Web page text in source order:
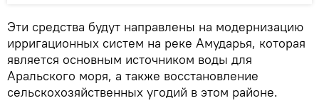
Эти средства будут направлены на модернизацию
ирригационных систем на реке Амударья, которая
является основным источником воды для
Аральского моря, а также восстановление
сельскохозяйственных угодий в этом районе.